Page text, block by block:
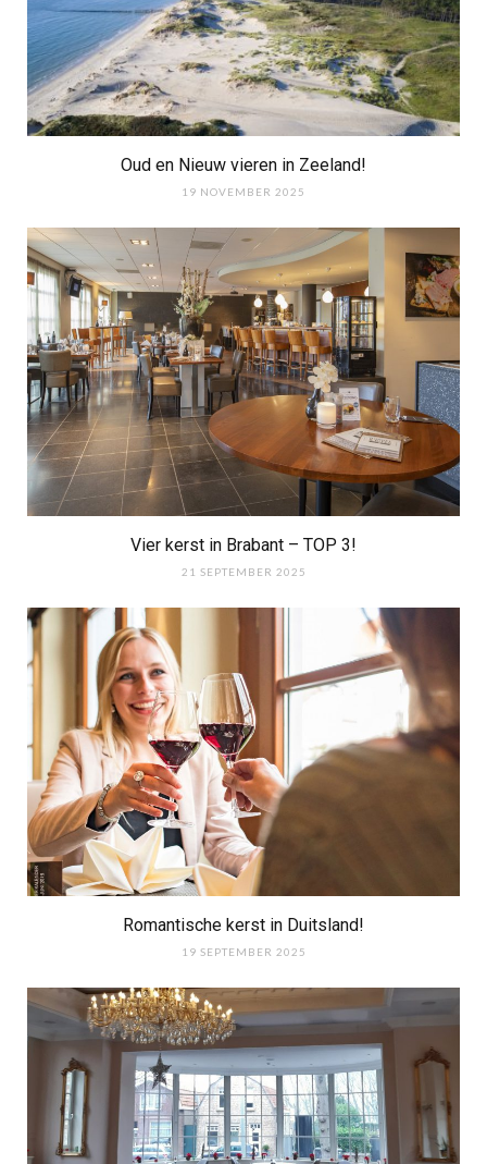
Oud en Nieuw vieren in Zeeland!
19 NOVEMBER 2025
Vier kerst in Brabant – TOP 3!
21 SEPTEMBER 2025
Romantische kerst in Duitsland!
19 SEPTEMBER 2025